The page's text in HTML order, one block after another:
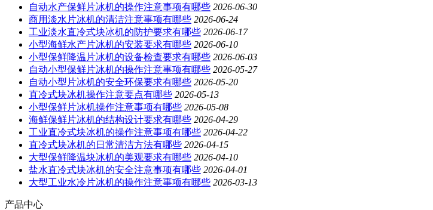
自动水产保鲜片冰机的操作注意事项有哪些 2026-06-30
商用淡水片冰机的清洁注意事项有哪些 2026-06-24
工业淡水直冷式块冰机的防护要求有哪些 2026-06-17
小型海鲜水产片冰机的安装要求有哪些 2026-06-10
小型保鲜降温片冰机的设备检查要求有哪些 2026-06-03
自动小型保鲜片冰机的操作注意事项有哪些 2026-05-27
自动小型片冰机的安全环保要求有哪些 2026-05-20
直冷式块冰机操作注意要点有哪些 2026-05-13
小型保鲜片冰机操作注意事项有哪些 2026-05-08
海鲜保鲜片冰机的结构设计要求有哪些 2026-04-29
工业直冷式块冰机的操作注意事项有哪些 2026-04-22
直冷式块冰机的日常清洁方法有哪些 2026-04-15
大型保鲜降温块冰机的美观要求有哪些 2026-04-10
盐水直冷式块冰机的安全注意事项有哪些 2026-04-01
大型工业水冷片冰机的操作注意事项有哪些 2026-03-13
产品中心